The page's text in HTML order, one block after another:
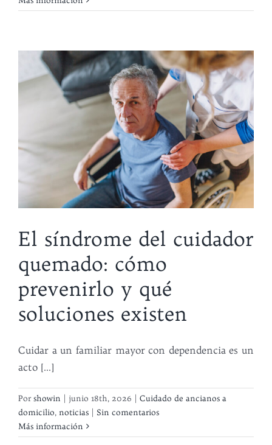
El síndrome del cuidador
quemado: cómo
prevenirlo y qué
soluciones existen
Cuidar a un familiar mayor con dependencia es un
acto [...]
Porshowin junio 18th, 2026
Cuidado de ancianos a
domicilio, noticias
Sin comentarios
Más información